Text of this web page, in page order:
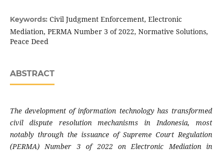
Keywords: Civil Judgment Enforcement, Electronic
Mediation, PERMA Number 3 of 2022, Normative Solutions,
Peace Deed
ABSTRACT
The development of information technology has transformed
civil dispute resolution mechanisms in Indonesia, most
notably through the issuance of Supreme Court Regulation
(PERMA) Number 3 of 2022 on Electronic Mediation in